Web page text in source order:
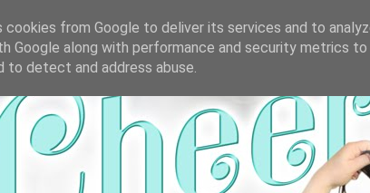
cookies from Google to deliver its services and to
Google along with performance and security metrics
to detect and address abuse.